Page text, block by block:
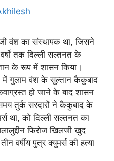
वंश का संस्थापक था, जिसने
तक दिल्ली सल्तनत के
के रूप में शासन किया।
में गुलाम वंश के सुल्तान कैकुबाद
हो जाने के बाद शासन
तुर्क सरदारों ने कैकुबाद के
था, को दिल्ली सल्तनत का
फिरोज खिलजी खुद
वर्षीय पुत्र क्युमर्स की हत्या